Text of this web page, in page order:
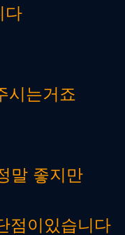
다
시는거죠
말 좋지만
점이있습니다